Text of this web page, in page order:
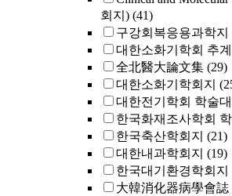
회지) (41)
구강회복응용과학지
대한소화기학회 추
全北醫大論文集 (29)
대한소화기학회지
대한전기학회 학술
한국화재조사학회
한국축산학회지 (21)
대한내과학회지 (19)
한국대기환경학회지
大韓消化器病學會誌